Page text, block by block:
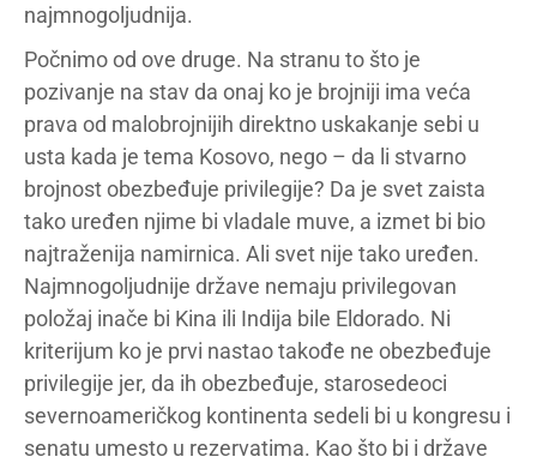
najmnogoljudnija.
Počnimo od ove druge. Na stranu to što je
pozivanje na stav da onaj ko je brojniji ima veća
prava od malobrojnijih direktno uskakanje sebi u
usta kada je tema Kosovo, nego – da li stvarno
brojnost obezbeđuje privilegije? Da je svet zaista
tako uređen njime bi vladale muve, a izmet bi bio
najtraženija namirnica. Ali svet nije tako uređen.
Najmnogoljudnije države nemaju privilegovan
položaj inače bi Kina ili Indija bile Eldorado. Ni
kriterijum ko je prvi nastao takođe ne obezbeđuje
privilegije jer, da ih obezbeđuje, starosedeoci
severnoameričkog kontinenta sedeli bi u kongresu i
senatu umesto u rezervatima. Kao što bi i države